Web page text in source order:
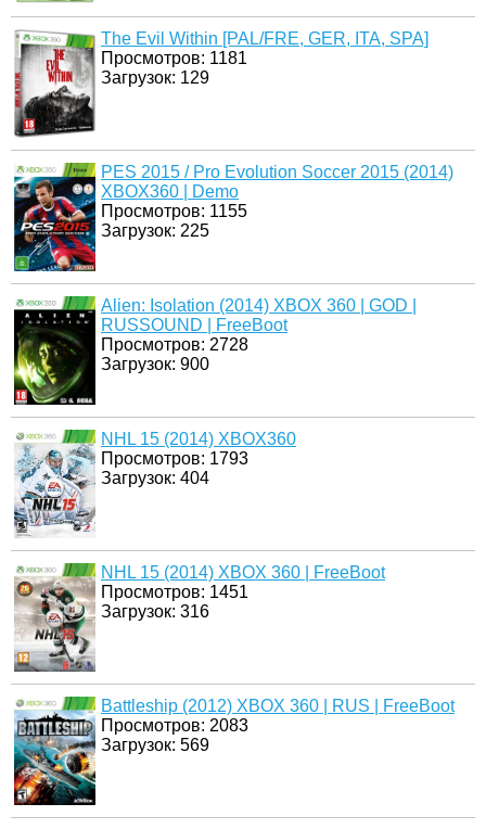
The Evil Within [PAL/FRE, GER, ITA, SPA]
Просмотров: 1181
Загрузок: 129
PES 2015 / Pro Evolution Soccer 2015 (2014)
XBOX360 | Demo
Просмотров: 1155
Загрузок: 225
Alien: Isolation (2014) XBOX 360 | GOD |
RUSSOUND | FreeBoot
Просмотров: 2728
Загрузок: 900
NHL 15 (2014) XBOX360
Просмотров: 1793
Загрузок: 404
NHL 15 (2014) XBOX 360 | FreeBoot
Просмотров: 1451
Загрузок: 316
Battleship (2012) XBOX 360 | RUS | FreeBoot
Просмотров: 2083
Загрузок: 569